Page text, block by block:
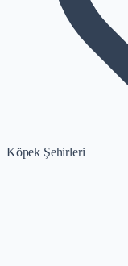
Köpek Şehirleri